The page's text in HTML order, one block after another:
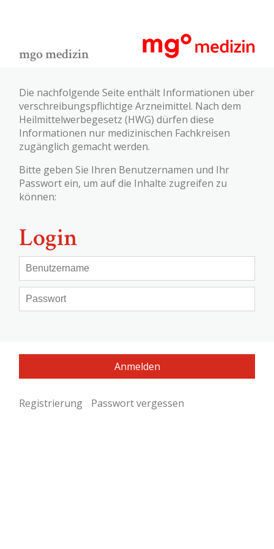
mgo medizin
Die nachfolgende Seite enthält Informationen über
verschreibungspflichtige Arzneimittel. Nach dem
Heilmittelwerbegesetz (HWG) dürfen diese
Informationen nur medizinischen Fachkreisen
zugänglich gemacht werden.
Bitte geben Sie Ihren Benutzernamen und Ihr
Passwort ein, um auf die Inhalte zugreifen zu
können:
Login
Registrierung Passwort vergessen